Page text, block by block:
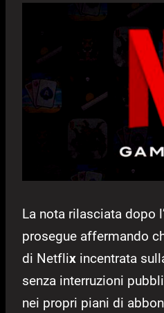
La nota rilasciata dopo
prosegue affermando
di Netflix incentrata
senza interruzioni
nei propri piani di